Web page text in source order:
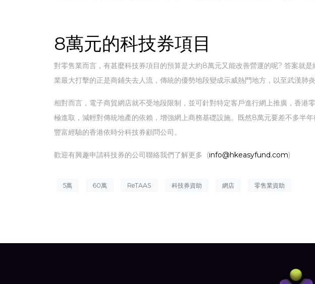
8萬元的科技券項目
對零售業而言，有甚麼科技券項目的預算是大約8萬元又能改善營運的呢? 答案
業最大打擊的正是商鋪失去人流，傳統的優勢地段變成示威熱門地方，以至武漢
相對而言，電子商貿網店就不受地段限制，並可針對特定客戶進行網上推廣，香
極進取，減輕對傳統地產的依賴，增強網上商務基礎設施。既然8萬元要差不多半
豐富經驗的香港依時分科技券顧問公司。
歡迎有興趣申請科技券的公司聯絡我們了解更多 (info@hkeasyfund.com)
5萬 60萬 ReTAAS 科技券資助 網店 零售業資助